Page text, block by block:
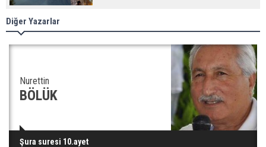
Diğer Yazarlar
Nurettin
BÖLÜK
Şura suresi 10.ayet